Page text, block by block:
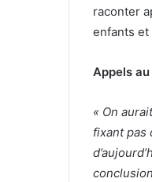
raconter
enfants
Appels
« On
fixant pas